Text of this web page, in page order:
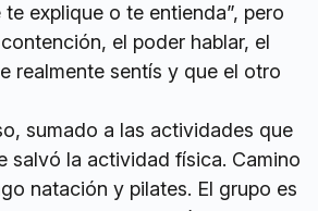
explique o te entienda”, pero
el poder hablar, el
realmente sentís y que el otro
sumado a las actividades que
salvó la actividad física. Camino
natación y pilates. El grupo es